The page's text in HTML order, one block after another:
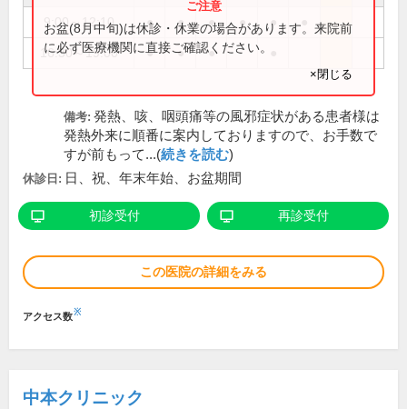
9:00～12:10 ● ● ● ● ●
16:30～19:00 ● ● ●
お盆(8月中旬)は休診・休業の場合があります。来院前
に必ず医療機関に直接ご確認ください。
×閉じる
備考: 発熱、咳、咽頭痛等の風邪症状がある患者様は
発熱外来に順番に案内しておりますので、お手数で
すが前もって...(続きを読む)
休診日: 日、祝、年末年始、お盆期間
初診受付 再診受付
この医院の詳細をみる
アクセス数※
中本クリニック